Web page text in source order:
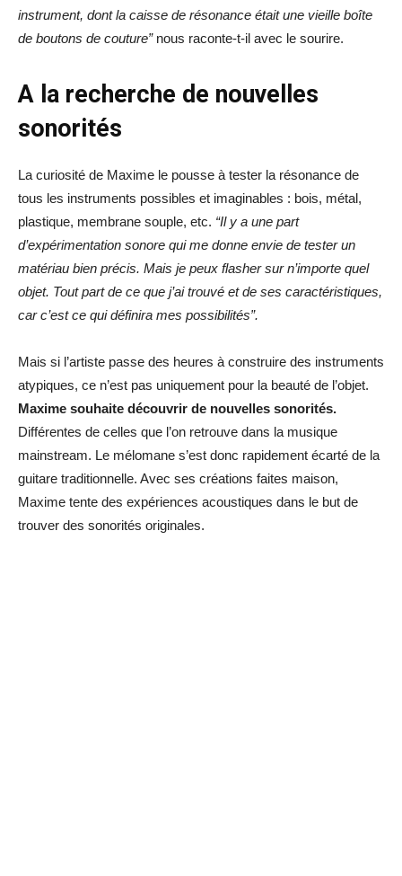
instrument, dont la caisse de résonance était une vieille boîte
de boutons de couture” nous raconte-t-il avec le sourire.
A la recherche de nouvelles
sonorités
La curiosité de Maxime le pousse à tester la résonance de
tous les instruments possibles et imaginables : bois, métal,
plastique, membrane souple, etc. “Il y a une part
d’expérimentation sonore qui me donne envie de tester un
matériau bien précis. Mais je peux flasher sur n’importe quel
objet. Tout part de ce que j’ai trouvé et de ses caractéristiques,
car c’est ce qui définira mes possibilités”.
Mais si l’artiste passe des heures à construire des instruments
atypiques, ce n’est pas uniquement pour la beauté de l’objet.
Maxime souhaite découvrir de nouvelles sonorités.
Différentes de celles que l’on retrouve dans la musique
mainstream. Le mélomane s’est donc rapidement écarté de la
guitare traditionnelle. Avec ses créations faites maison,
Maxime tente des expériences acoustiques dans le but de
trouver des sonorités originales.